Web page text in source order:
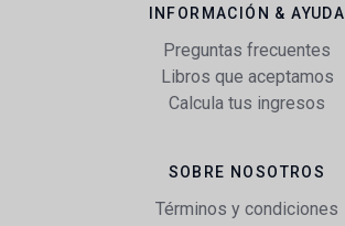
INFORMACIÓN & AYUDA
Preguntas frecuentes
Libros que aceptamos
Calcula tus ingresos
SOBRE NOSOTROS
Términos y condiciones